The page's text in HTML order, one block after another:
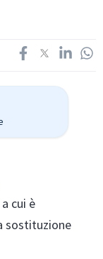
a cui è
sostituzione